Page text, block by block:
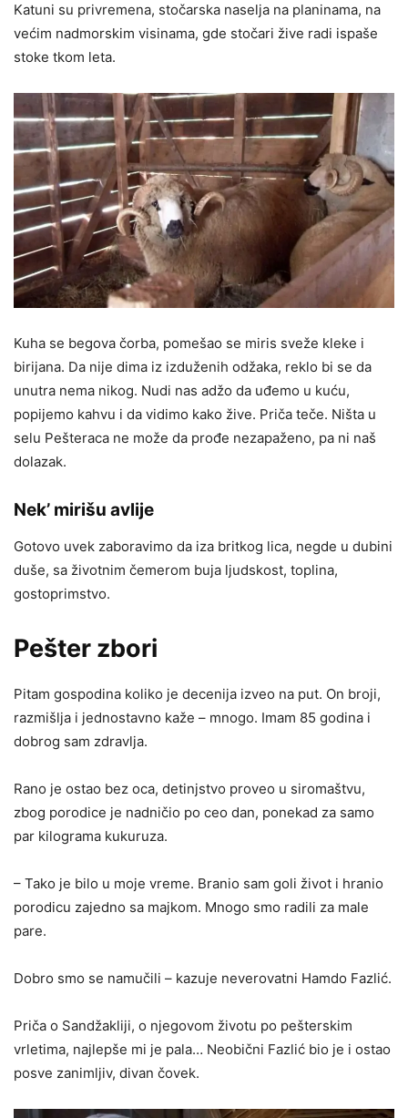
Katuni su privremena, stočarska naselja na planinama, na
većim nadmorskim visinama, gde stočari žive radi ispaše
stoke tkom leta.
Kuha se begova čorba, pomešao se miris sveže kleke i
birijana. Da nije dima iz izduženih odžaka, reklo bi se da
unutra nema nikog. Nudi nas adžo da uđemo u kuću,
popijemo kahvu i da vidimo kako žive. Priča teče. Ništa u
selu Pešteraca ne može da prođe nezapaženo, pa ni naš
dolazak.
Nek’ mirišu avlije
Gotovo uvek zaboravimo da iza britkog lica, negde u dubini
duše, sa životnim čemerom buja ljudskost, toplina,
gostoprimstvo.
Pešter zbori
Pitam gospodina koliko je decenija izveo na put. On broji,
razmišlja i jednostavno kaže – mnogo. Imam 85 godina i
dobrog sam zdravlja.
Rano je ostao bez oca, detinjstvo proveo u siromaštvu,
zbog porodice je nadničio po ceo dan, ponekad za samo
par kilograma kukuruza.
– Tako je bilo u moje vreme. Branio sam goli život i hranio
porodicu zajedno sa majkom. Mnogo smo radili za male
pare.
Dobro smo se namučili – kazuje neverovatni Hamdo Fazlić.
Priča o Sandžakliji, o njegovom životu po pešterskim
vrletima, najlepše mi je pala… Neobični Fazlić bio je i ostao
posve zanimljiv, divan čovek.